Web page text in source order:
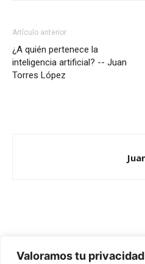
Valoramos tu privacidad
Artículo anterior
¿A quién pertenece la
inteligencia artificial? -- Juan
Torres López